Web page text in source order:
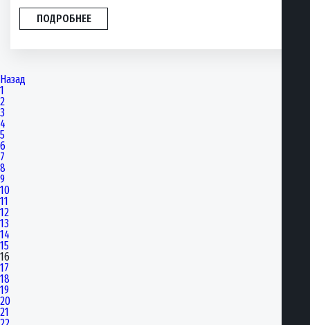
ПОДРОБНЕЕ
Назад
1
2
3
4
5
6
7
8
9
10
11
12
13
14
15
16
17
18
19
20
21